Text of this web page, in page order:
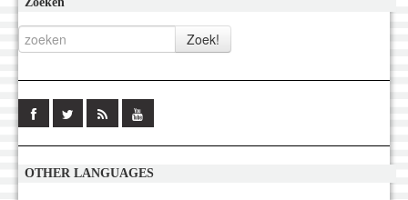
OTHER LANGUAGES